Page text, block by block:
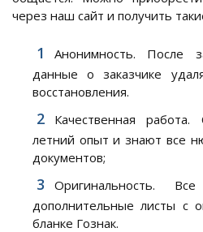
через наш сайт и получить
Анонимность. После
данные о заказчике
восстановления.
Качественная
летний опыт и знают все
документов;
Оригинальность.
дополнительные листы с
бланке Гознак.